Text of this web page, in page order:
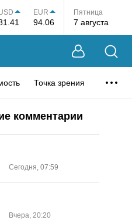
EUR
94.06
Пятница
7 августа
Точка зрения
комментарии
Сегодня, 07:59
Вчера, 20:20